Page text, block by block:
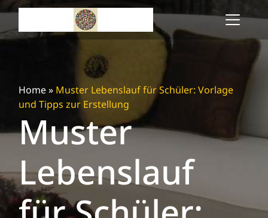
Skip
content
Home» Muster Lebenslauf für Schüler: Vorlage
und Tipps zur Erstellung
Muster
Lebenslauf